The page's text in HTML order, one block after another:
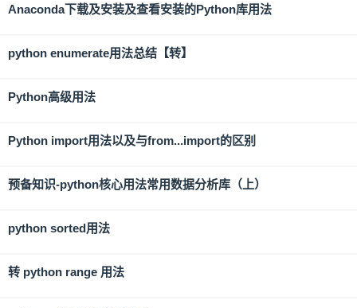
Anaconda下载及安装及查看安装的Python库用法
python enumerate用法总结【转】
Python高级用法
Python import用法以及与from...import的区别
预备知识-python核心用法常用数据分析库（上）
python sorted用法
转 python range 用法